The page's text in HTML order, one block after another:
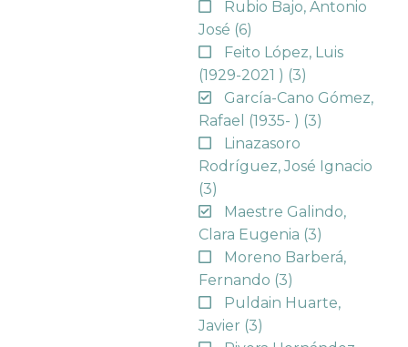
Rubio Bajo, Antonio
José (6)
Feito López, Luis
(1929-2021 ) (3)
García-Cano Gómez,
Rafael (1935- ) (3)
Linazasoro
Rodríguez, José Ignacio
(3)
Maestre Galindo,
Clara Eugenia (3)
Moreno Barberá,
Fernando (3)
Puldain Huarte,
Javier (3)